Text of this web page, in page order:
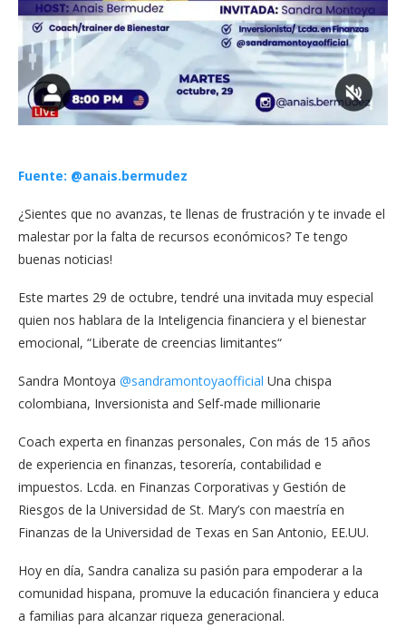
Fuente: @anais.bermudez
¿Sientes que no avanzas, te llenas de frustración y te invade el
malestar por la falta de recursos económicos? Te tengo
buenas noticias!
Este martes 29 de octubre, tendré una invitada muy especial
quien nos hablara de la Inteligencia financiera y el bienestar
emocional, “Liberate de creencias limitantes“
Sandra Montoya @sandramontoyaofficial Una chispa
colombiana, Inversionista and Self-made millionarie
Coach experta en finanzas personales, Con más de 15 años
de experiencia en finanzas, tesorería, contabilidad e
impuestos. Lcda. en Finanzas Corporativas y Gestión de
Riesgos de la Universidad de St. Mary’s con maestría en
Finanzas de la Universidad de Texas en San Antonio, EE.UU.
Hoy en día, Sandra canaliza su pasión para empoderar a la
comunidad hispana, promuve la educación financiera y educa
a familias para alcanzar riqueza generacional.